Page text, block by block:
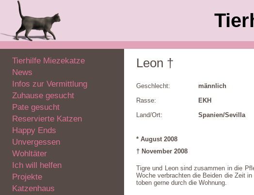
Tierhilfe Miezekatze
News
Infos zur Vermittlung
Zuhause gesucht
Pate gesucht
Reservierte Katzen
Happy Ends
Unvergessen
Wohltäter
Ich will helfen
Projekte
Katzenhaus
Leon †
Geschlecht:
männlich
Rasse:
EKH
Land/Ort:
Spanien/Sevilla
* August 2008
† November 2008
Tigre und Leon sind zusammen in die
Woche verbrachten die Beiden die Zeit
toben gerne durch die Wohnung.